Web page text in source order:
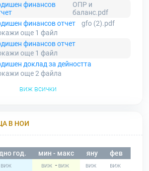
финансов
ОПР и
баланс.pdf
финансов отчет
gfo (2).pdf
още 1 файл
финансов отчет
още 1 файл
доклад за дейността
още 2файла
виж всички
В НОИ
год. мин - макс яну фев
-